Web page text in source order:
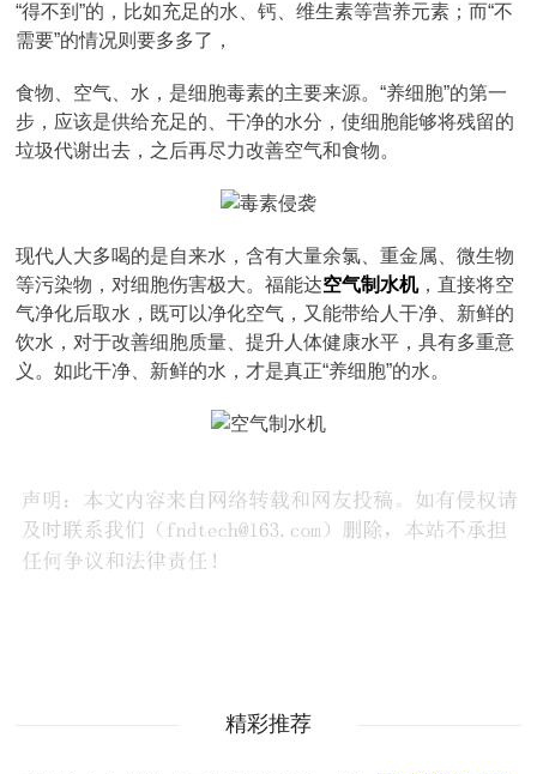
“得不到”的，比如充足的水、钙、维生素等营养元素；而“不
需要”的情况则要多多了，
食物、空气、水，是细胞毒素的主要来源。“养细胞”的第一
步，应该是供给充足的、干净的水分，使细胞能够将残留的
垃圾代谢出去，之后再尽力改善空气和食物。
现代人大多喝的是自来水，含有大量余氯、重金属、微生物
等污染物，对细胞伤害极大。福能达空气制水机，直接将空
气净化后取水，既可以净化空气，又能带给人干净、新鲜的
饮水，对于改善细胞质量、提升人体健康水平，具有多重意
义。如此干净、新鲜的水，才是真正“养细胞”的水。
精彩推荐